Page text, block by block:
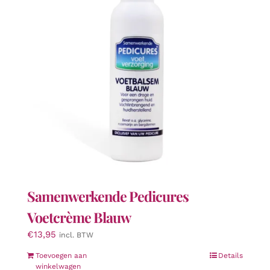
productpagina
Samenwerkende Pedicures
Voetcrème Blauw
€13,95 incl. BTW
Toevoegen aan
winkelwagen
Details